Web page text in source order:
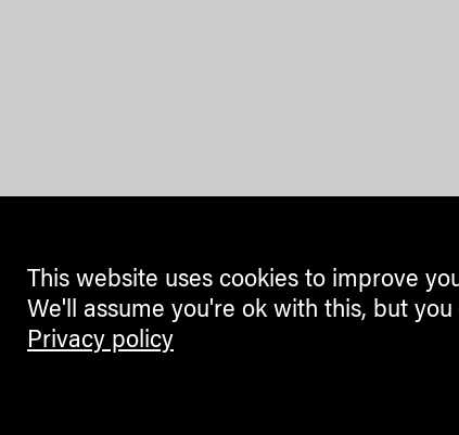
This website uses cookies to improve
We'll assume you're ok with this, but
Privacy policy